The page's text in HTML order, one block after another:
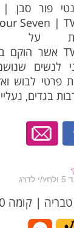
פור סבן |
על
פרטי לבוש
בגדים,
| קומה 0